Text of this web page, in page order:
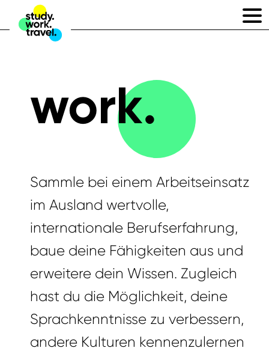
work.
Sammle bei einem Arbeitseinsatz
im Ausland wertvolle,
internationale Berufserfahrung,
baue deine Fähigkeiten aus und
erweitere dein Wissen. Zugleich
hast du die Möglichkeit, deine
Sprachkenntnisse zu verbessern,
andere Kulturen kennenzulernen